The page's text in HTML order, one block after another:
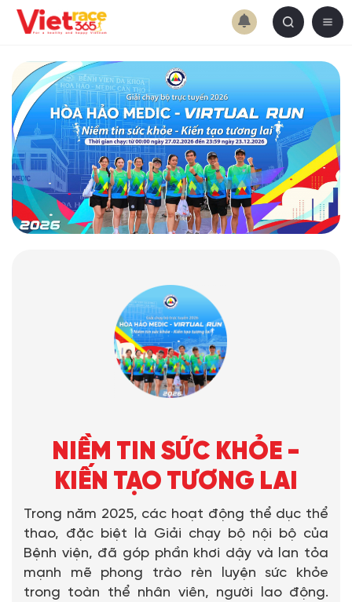
NIỀM TIN SỨC KHỎE -
KIẾN TẠO TƯƠNG LAI
Trong năm 2025, các hoạt động thể dục thể
thao, đặc biệt là Giải chạy bộ nội bộ của
Bệnh viện, đã góp phần khơi dậy và lan tỏa
mạnh mẽ phong trào rèn luyện sức khỏe
trong toàn thể nhân viên, người lao động.